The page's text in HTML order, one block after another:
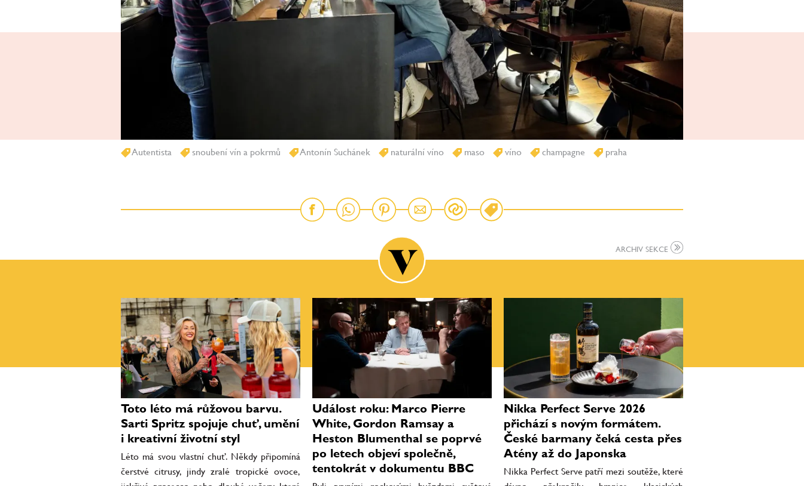
Autentista snoubení vín a pokrmů Antonín Suchánek naturální víno maso víno champagne praha
ARCHIV SEKCE
Toto léto má růžovou barvu.
Sarti Spritz spojuje chuť, umění
i kreativní životní styl
Léto má svou vlastní chuť. Někdy připomíná
čerstvé citrusy, jindy zralé tropické ovoce,
Událost roku: Marco Pierre
White, Gordon Ramsay a
Heston Blumenthal se poprvé
po letech objeví společně,
tentokrát v dokumentu BBC
Nikka Perfect Serve 2026
přichází s novým formátem.
České barmany čeká cesta přes
Atény až do Japonska
Nikka Perfect Serve patří mezi soutěže, které